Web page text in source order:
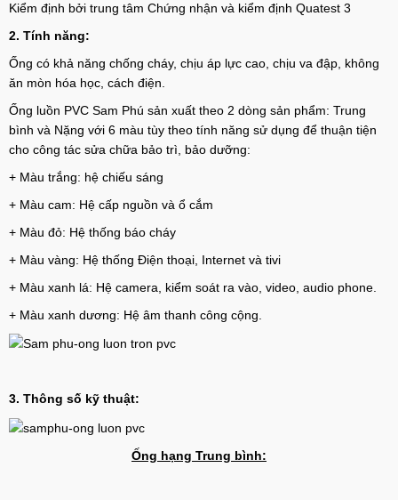
Kiểm định bởi trung tâm Chứng nhận và kiểm định Quatest 3
2. Tính năng:
Ống có khả năng chống cháy, chịu áp lực cao, chịu va đập, không
ăn mòn hóa học, cách điện.
Ống luồn PVC Sam Phú sản xuất theo 2 dòng sản phẩm: Trung
bình và Nặng với 6 màu tùy theo tính năng sử dụng để thuận tiện
cho công tác sửa chữa bảo trì, bảo dưỡng:
+ Màu trắng: hệ chiếu sáng
+ Màu cam: Hệ cấp nguồn và ổ cắm
+ Màu đỏ: Hệ thống báo cháy
+ Màu vàng: Hệ thống Điện thoại, Internet và tivi
+ Màu xanh lá: Hệ camera, kiểm soát ra vào, video, audio phone.
+ Màu xanh dương: Hệ âm thanh công cộng.
3. Thông số kỹ thuật:
Ống hạng Trung bình: